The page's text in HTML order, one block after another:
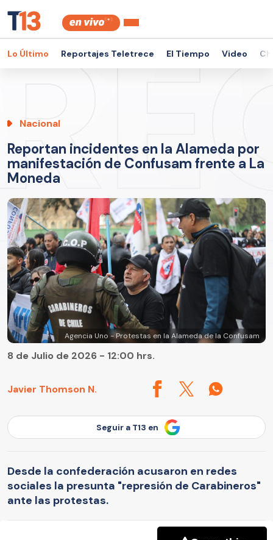
Lo Último Reportajes Teletrece El Tiempo Video
Nacional
Reportan incidentes en la Alameda por
manifestación de Confusam frente a La
Moneda
Agencia Uno - Protestas en la Alameda de la Confusam
Javier Thomson N.
8 de Julio de 2026 - 12:00 hrs.
Seguir a T13 en
Desde la confederación acusaron en redes
sociales la presunta "represión de Carabineros"
ante las protestas.